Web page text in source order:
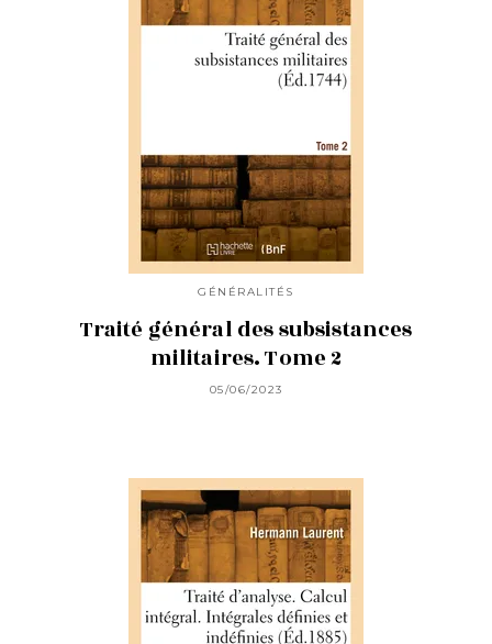
GÉNÉRALITÉS
Traité général des subsistances
militaires. Tome 2
05/06/2023